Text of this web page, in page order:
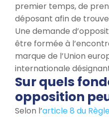
premier temps, de
déposant afin de
Une demande
être formée à
marque de l’Union
internationale
Sur quels
opposition
Selon l’article 8 du